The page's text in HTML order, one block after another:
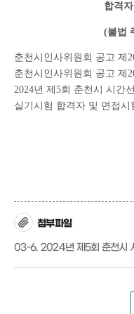
합격
(불법
춘천시인사위원회 공고 제
춘천시인사위원회 공고 제
2024년 제 5회 춘천시 시간
실기시험 합격자 및 면접
첨부파일